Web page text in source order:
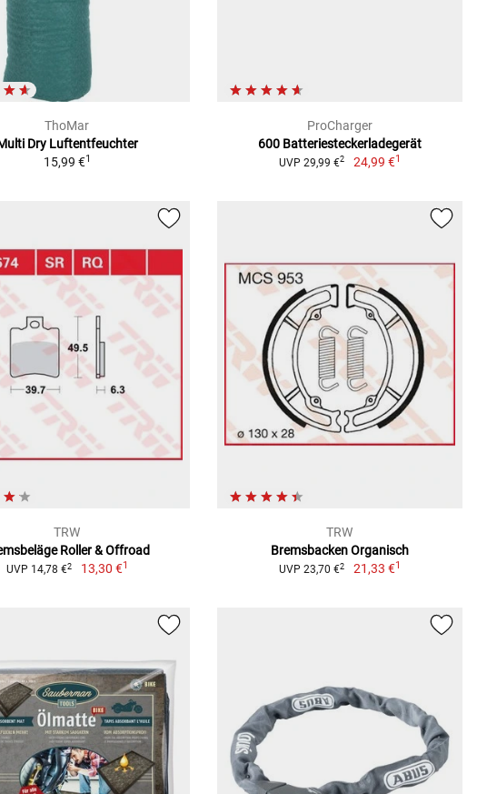
ThoMar
Dry Luftentfeuchter
15,99 €1
ProCharger
600 Batteriesteckerladegerät
UVP 29,99 €2 24,99 €1
TRW
Roller & Offroad
UVP 14,78 €2 13,30 €1
TRW
Bremsbacken Organisch
UVP 23,70 €2 21,33 €1